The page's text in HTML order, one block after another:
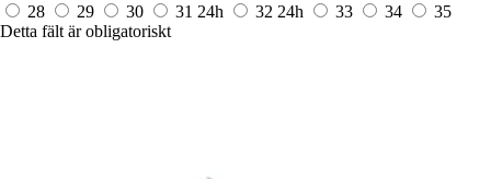
28
29 30 31 24h 32 24h 33 34
35
Detta fält är obligatoriskt